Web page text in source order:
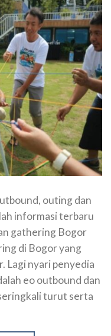
outing dan
informasi terbaru
gathering Bogor
di Bogor yang
Lagi nyari penyedia
eo outbound dan
turut serta